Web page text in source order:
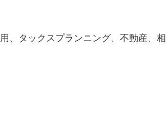
、タックスプランニング、不動産、相